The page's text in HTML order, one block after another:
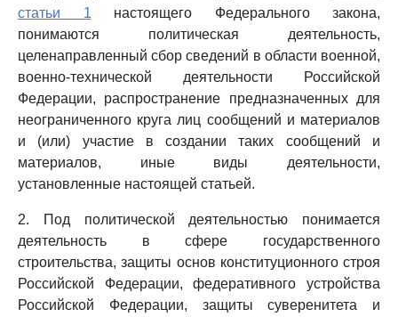
статьи 1 настоящего Федерального закона,
понимаются политическая деятельность,
целенаправленный сбор сведений в области военной,
военно-технической деятельности Российской
Федерации, распространение предназначенных для
неограниченного круга лиц сообщений и материалов
и (или) участие в создании таких сообщений и
материалов, иные виды деятельности,
установленные настоящей статьей.
2. Под политической деятельностью понимается
деятельность в сфере государственного
строительства, защиты основ конституционного строя
Российской Федерации, федеративного устройства
Российской Федерации, защиты суверенитета и